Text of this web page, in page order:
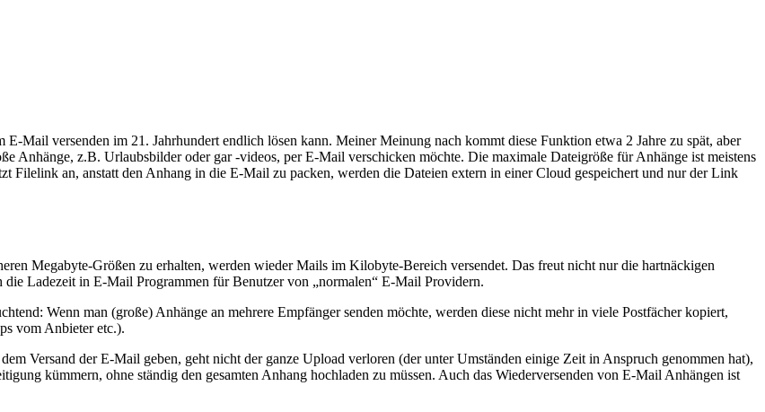
Mail versenden im 21. Jahrhundert endlich lösen kann. Meiner Meinung nach kommt diese Funktion etwa 2 Jahre zu spät, aber
Anhänge, z.B. Urlaubsbilder oder gar -videos, per E-Mail verschicken möchte. Die maximale Dateigröße für Anhänge ist meistens
Filelink an, anstatt den Anhang in die E-Mail zu packen, werden die Dateien extern in einer Cloud gespeichert und nur der Link
Megabyte-Größen zu erhalten, werden wieder Mails im Kilobyte-Bereich versendet. Das freut nicht nur die hartnäckigen
Ladezeit in E-Mail Programmen für Benutzer von „normalen“ E-Mail Providern.
Wenn man (große) Anhänge an mehrere Empfänger senden möchte, werden diese nicht mehr in viele Postfächer kopiert,
vom Anbieter etc.).
Versand der E-Mail geben, geht nicht der ganze Upload verloren (der unter Umständen einige Zeit in Anspruch genommen hat),
kümmern, ohne ständig den gesamten Anhang hochladen zu müssen. Auch das Wiederversenden von E-Mail Anhängen ist